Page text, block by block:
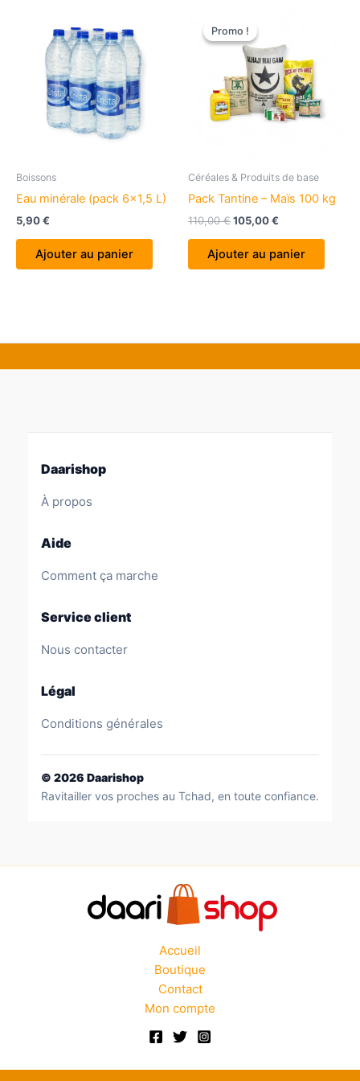
Boissons
Eau minérale (pack 6×1,5 L)
5,90€
Ajouter au panier
Promo !
Promo !
Céréales & Produits de base
Pack Tantine – Maïs 100 kg
110,00€Le
initial
était :
105,00€
actuel
est :
Ajouter au panier
Daarishop
À propos
Aide
Comment ça marche
Service client
Nous contacter
Légal
Conditions générales
© 2026 Daarishop
Ravitailler vos proches au Tchad, en toute confiance.
Accueil
Boutique
Contact
Mon compte